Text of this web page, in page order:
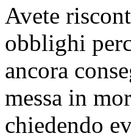
Avete
obblighi
ancora
messa in
chiedendo